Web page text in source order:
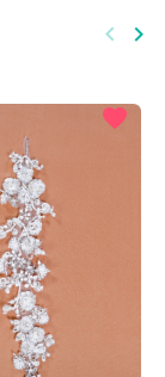
keyboard_arrow_left keyboard_arrow_right
favorite